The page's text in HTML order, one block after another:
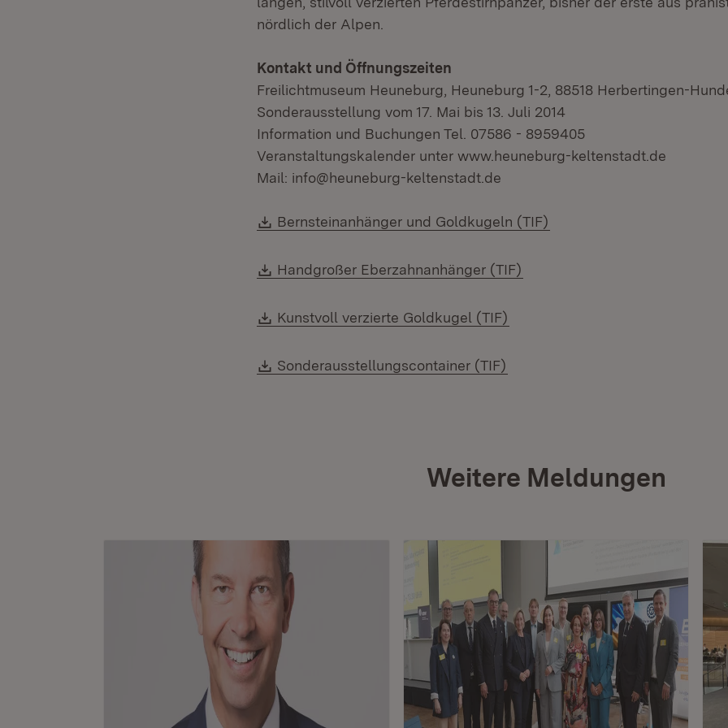
nördlich der Alpen.
Kontakt und Öffnungszeiten
Freilichtmuseum Heuneburg, Heuneburg 1-2, 88518 Herbertingen-
Sonderausstellung vom 17. Mai bis 13. Juli 2014
Information und Buchungen Tel. 07586 - 8959405
Veranstaltungskalender unter www.heuneburg-keltenstadt.de
Mail: info@heuneburg-keltenstadt.de
Download:
Bernsteinanhänger und Goldkugeln (TIF)
Download:
Handgroßer Eberzahnanhänger (TIF)
Download:
Kunstvoll verzierte Goldkugel (TIF)
Download:
Sonderausstellungscontainer (TIF)
Weitere Meldungen